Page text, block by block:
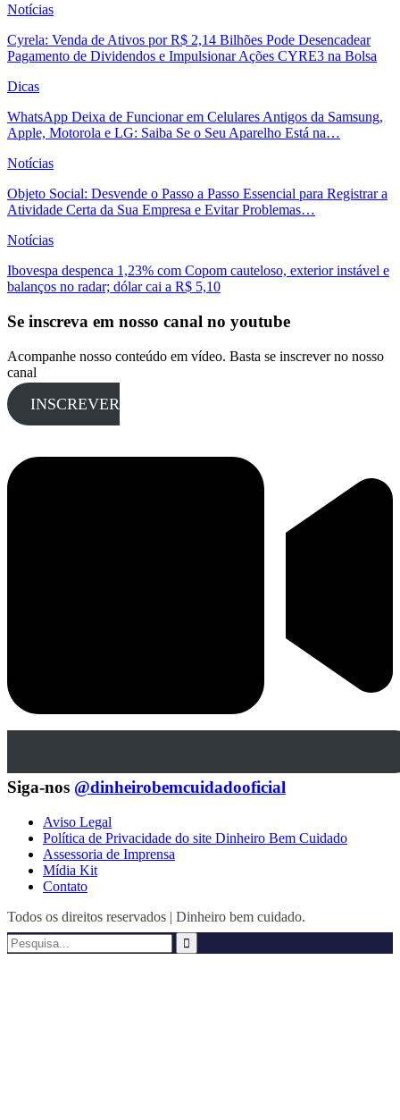
Notícias
Cyrela: Venda de Ativos por R$ 2,14 Bilhões Pode Desencadear
Pagamento de Dividendos e Impulsionar Ações CYRE3 na Bolsa
Dicas
WhatsApp Deixa de Funcionar em Celulares Antigos da Samsung,
Apple, Motorola e LG: Saiba Se o Seu Aparelho Está na…
Notícias
Objeto Social: Desvende o Passo a Passo Essencial para Registrar a
Atividade Certa da Sua Empresa e Evitar Problemas…
Notícias
Ibovespa despenca 1,23% com Copom cauteloso, exterior instável e
balanços no radar; dólar cai a R$ 5,10
Se inscreva em nosso canal no youtube
Acompanhe nosso conteúdo em vídeo. Basta se inscrever no nosso
canal
INSCREVER
Siga-nos @dinheirobemcuidadooficial
Aviso Legal
Política de Privacidade do site Dinheiro Bem Cuidado
Assessoria de Imprensa
Mídia Kit
Contato
Todos os direitos reservados | Dinheiro bem cuidado.